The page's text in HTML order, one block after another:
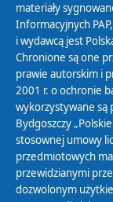
Polityka ochrony
Abonament
Zamówienia
Biuletyn
materiały
Informacyjnych
i wydawcą jest
Chronione są one
prawie autorskim i
2001 r. o ochronie
wykorzystywane są
Bydgoszczy
stosownej umowy
przedmiotowych
przewidzianymi
dozwolonym